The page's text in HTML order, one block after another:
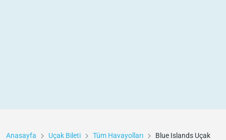
Anasayfa Uçak Bileti Tüm Havayolları Blue Islands Uçak